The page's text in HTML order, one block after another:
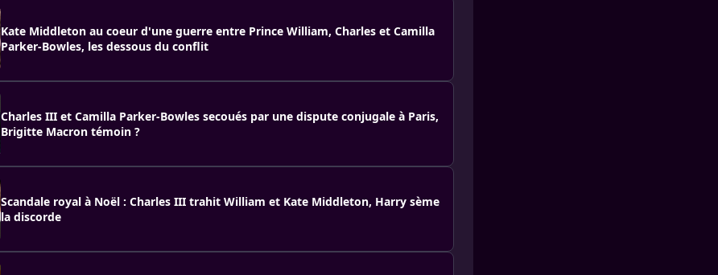
Kate Middleton au coeur d'une guerre entre Prince William, Charles et Camilla
Parker-Bowles, les dessous du conflit
Charles III et Camilla Parker-Bowles secoués par une dispute conjugale à Paris,
Brigitte Macron témoin ?
Scandale royal à Noël : Charles III trahit William et Kate Middleton, Harry sème
la discorde